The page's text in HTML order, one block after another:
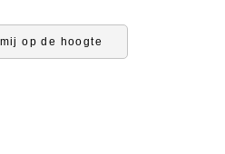
op de hoogte